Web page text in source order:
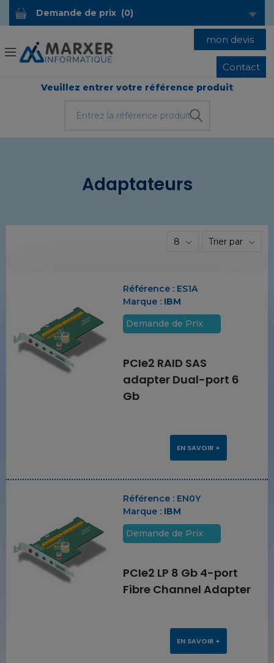
Demande de prix (0)
mon devis
Contact
Veuillez entrer votre référence produit
Adaptateurs
8 Trier par
Référence : ES1A
Marque : IBM
Demande de Prix
PCIe2 RAID SAS
adapter Dual-port 6
Gb
EN SAVOIR +
Référence : EN0Y
Marque : IBM
Demande de Prix
PCIe2 LP 8 Gb 4-port
Fibre Channel Adapter
EN SAVOIR +